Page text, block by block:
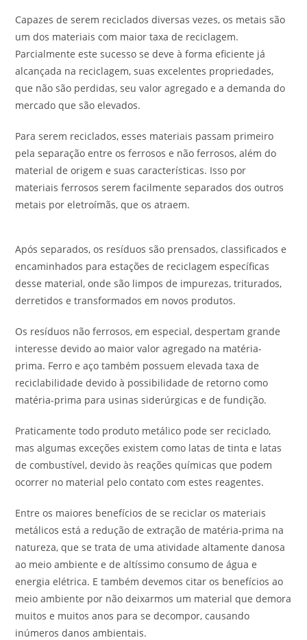
Capazes de serem reciclados diversas vezes, os metais são
um dos materiais com maior taxa de reciclagem.
Parcialmente este sucesso se deve à forma eficiente já
alcançada na reciclagem, suas excelentes propriedades,
que não são perdidas, seu valor agregado e a demanda do
mercado que são elevados.
Para serem reciclados, esses materiais passam primeiro
pela separação entre os ferrosos e não ferrosos, além do
material de origem e suas características. Isso por
materiais ferrosos serem facilmente separados dos outros
metais por eletroímãs, que os atraem.
Após separados, os resíduos são prensados, classificados e
encaminhados para estações de reciclagem específicas
desse material, onde são limpos de impurezas, triturados,
derretidos e transformados em novos produtos.
Os resíduos não ferrosos, em especial, despertam grande
interesse devido ao maior valor agregado na matéria-
prima. Ferro e aço também possuem elevada taxa de
reciclabilidade devido à possibilidade de retorno como
matéria-prima para usinas siderúrgicas e de fundição.
Praticamente todo produto metálico pode ser reciclado,
mas algumas exceções existem como latas de tinta e latas
de combustível, devido às reações químicas que podem
ocorrer no material pelo contato com estes reagentes.
Entre os maiores benefícios de se reciclar os materiais
metálicos está a redução de extração de matéria-prima na
natureza, que se trata de uma atividade altamente danosa
ao meio ambiente e de altíssimo consumo de água e
energia elétrica. E também devemos citar os benefícios ao
meio ambiente por não deixarmos um material que demora
muitos e muitos anos para se decompor, causando
inúmeros danos ambientais.